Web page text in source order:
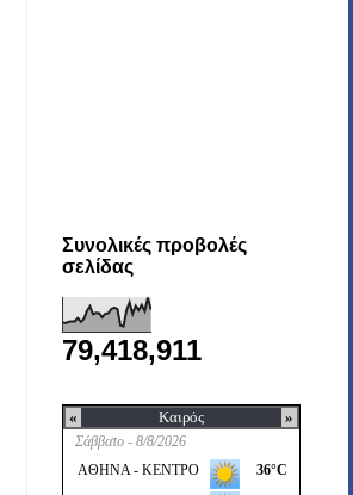
Συνολικές προβολές
σελίδας
79,418,911